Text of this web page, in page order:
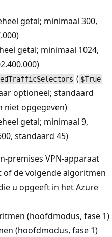
getal; minimaal 300,
getal; minimaal 1024,
( $True
optioneel; standaard
niet opgegeven)
getal; minimaal 9,
standaard 45)
premises VPN-apparaat
de volgende algoritmen
u opgeeft in het Azure
(hoofdmodus, fase 1)
(hoofdmodus, fase 1)